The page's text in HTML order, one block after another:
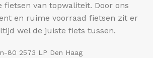
fietsen van topwaliteit. Door ons
en ruime voorraad fietsen zit er
wel de juiste fiets tussen.
80 2573 LP Den Haag